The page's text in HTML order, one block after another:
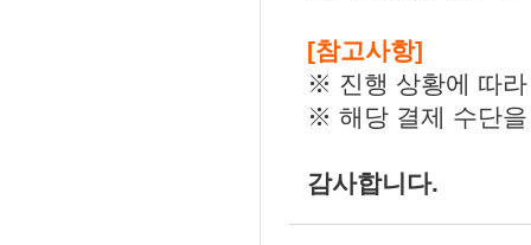
[참고사항]
※ 진행 상황에 따
※ 해당 결제 수단
감사합니다.